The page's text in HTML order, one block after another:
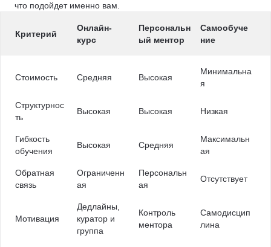
что подойдет именно вам.
Критерий
Онлайн-
курс
Персональн
ый ментор
Самообуче
ние
Стоимость Средняя Высокая
Минимальна
я
Структурнос
ть
Высокая Высокая Низкая
Гибкость
обучения
Высокая Средняя
Максимальн
ая
Обратная
связь
Ограниченн
ая
Персональн
ая
Отсутствует
Мотивация
Дедлайны,
куратор и
группа
Контроль
ментора
Самодисцип
лина